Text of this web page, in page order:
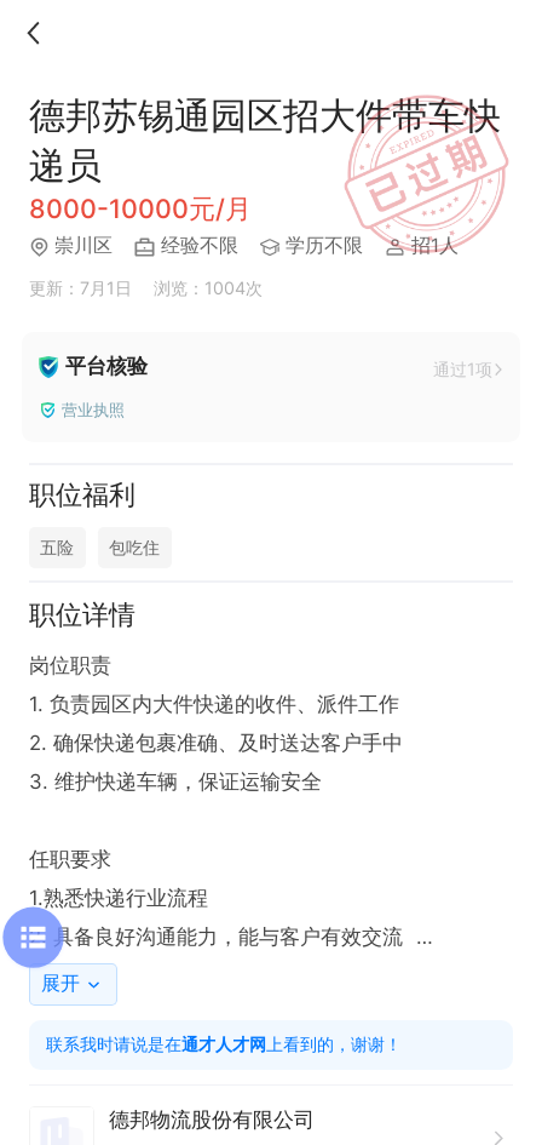
德邦苏锡通园区招大件带车快
递员
8000-10000元/月
崇川区 经验不限 学历不限 招1人
更新：7月1日 浏览：1004次
平台核验 通过1项
营业执照
职位福利
五险 包吃住
职位详情
岗位职责
1. 负责园区内大件快递的收件、派件工作
2. 确保快递包裹准确、及时送达客户手中
3. 维护快递车辆，保证运输安全
任职要求
1.熟悉快递行业流程
2. 具备良好沟通能力，能与客户有效交流
3. 有快递带车工作经验者优先
08:00-18:00
只需两步，轻松找工作：1、先点击投简历；2、再打
展开
联系我时请说是在通才人才网 上看到的，谢谢！
德邦物流股份有限公司